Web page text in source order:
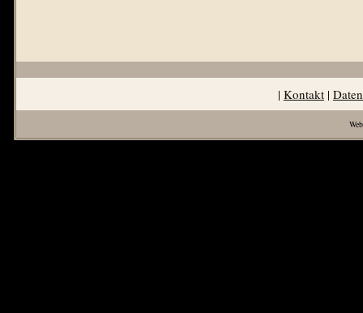
| Kontakt |